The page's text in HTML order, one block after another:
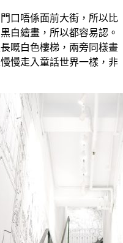
口唔係面前大街，所以比
白繪畫，所以都容易認。
嘅白色樓梯，兩旁同樣畫
慢走入童話世界一樣，非